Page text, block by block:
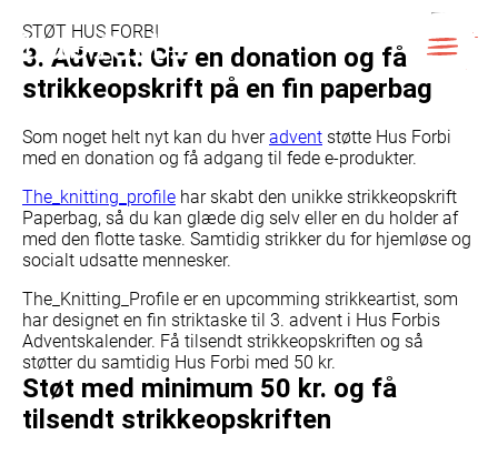
content
STØT HUS FORBI
3. Advent: Giv en donation og få en
strikkeopskrift på en fin paperbag
Som noget helt nyt kan du hveradvent støtte Hus Forbi
med en donation og få adgang til fede e-produkter.
The_knitting_profile har skabt den unikke strikkeopskrift
Paperbag, så du kan glæde dig selv eller en du holder af
med den flotte taske. Samtidig strikker du for hjemløse og
socialt udsatte mennesker.
The_Knitting_Profile er en upcomming strikkeartist, som
har designet en fin striktaske til 3. advent i Hus Forbis
Adventskalender. Få tilsendt strikkeopskriften og så
støtter du samtidig Hus Forbi med 50 kr.
Støt med minimum 50 kr. og få
tilsendt strikkeopskriften
LUK